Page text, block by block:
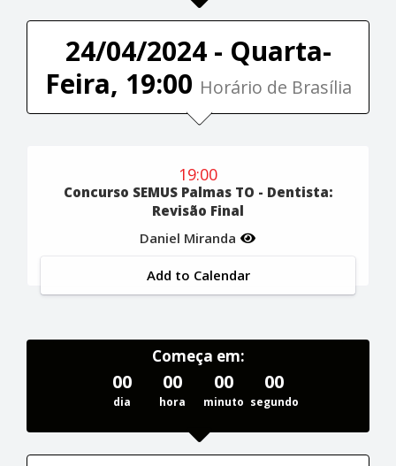
24/04/2024 - Quarta-
Feira, 19:00 Horário de Brasília
19:00
Concurso SEMUS Palmas TO - Dentista:
Revisão Final
Daniel Miranda
Add to Calendar
Começa em:
00
dia
00
hora
00
minuto
00
segundo